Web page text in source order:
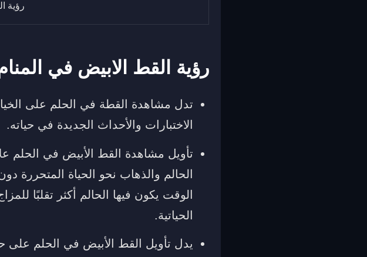
رؤية
رؤية القط الابيض في
تدل مشاهدة القطة في الحلم على
الاختبارات والأحداث الجديدة في حياته.
تأويل مشاهدة القط الأبيض في الحلم
الحالم والذهاب نحو الحياة المتحررة
الوقت يكون فيها الحالم أكثر تقلبًا
الحياتية.
يدل تأويل القط الأبيض في الحلم